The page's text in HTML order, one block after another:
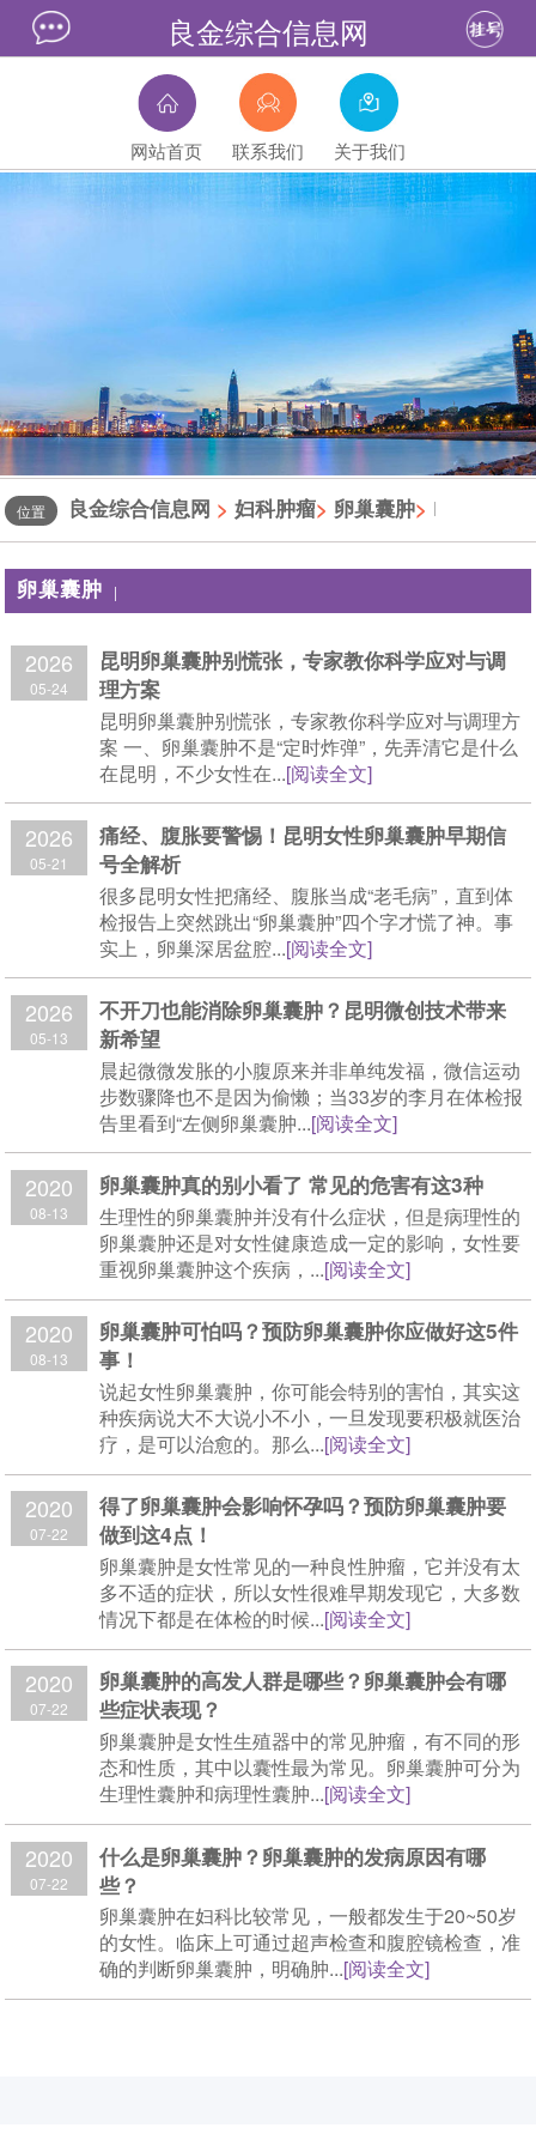
良金综合信息网
网站首页 联系我们 关于我们
位置 良金综合信息网 >妇科肿瘤> 卵巢囊肿> |
卵巢囊肿 |
2026
05-24
昆明卵巢囊肿别慌张，专家教你科学应对与调
理方案
昆明卵巢囊肿别慌张，专家教你科学应对与调理方
案 一、卵巢囊肿不是“定时炸弹”，先弄清它是什么
在昆明，不少女性在...[阅读全文]
2026
05-21
痛经、腹胀要警惕！昆明女性卵巢囊肿早期信
号全解析
很多昆明女性把痛经、腹胀当成“老毛病”，直到体
检报告上突然跳出“卵巢囊肿”四个字才慌了神。事
实上，卵巢深居盆腔...[阅读全文]
2026
05-13
不开刀也能消除卵巢囊肿？昆明微创技术带来
新希望
晨起微微发胀的小腹原来并非单纯发福，微信运动
步数骤降也不是因为偷懒；当33岁的李月在体检报
告里看到“左侧卵巢囊肿...[阅读全文]
2020
08-13
卵巢囊肿真的别小看了 常见的危害有这3种
生理性的卵巢囊肿并没有什么症状，但是病理性的
卵巢囊肿还是对女性健康造成一定的影响，女性要
重视卵巢囊肿这个疾病，...[阅读全文]
2020
08-13
卵巢囊肿可怕吗？预防卵巢囊肿你应做好这5件
事！
说起女性卵巢囊肿，你可能会特别的害怕，其实这
种疾病说大不大说小不小，一旦发现要积极就医治
疗，是可以治愈的。那么...[阅读全文]
2020
07-22
得了卵巢囊肿会影响怀孕吗？预防卵巢囊肿要
做到这4点！
卵巢囊肿是女性常见的一种良性肿瘤，它并没有太
多不适的症状，所以女性很难早期发现它，大多数
情况下都是在体检的时候...[阅读全文]
2020
07-22
卵巢囊肿的高发人群是哪些？卵巢囊肿会有哪
些症状表现？
卵巢囊肿是女性生殖器中的常见肿瘤，有不同的形
态和性质，其中以囊性最为常见。卵巢囊肿可分为
生理性囊肿和病理性囊肿...[阅读全文]
2020
07-22
什么是卵巢囊肿？卵巢囊肿的发病原因有哪
些？
卵巢囊肿在妇科比较常见，一般都发生于20~50岁
的女性。临床上可通过超声检查和腹腔镜检查，准
确的判断卵巢囊肿，明确肿...[阅读全文]